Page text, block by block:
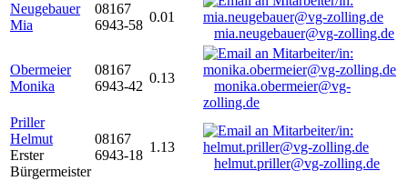
Neugebauer
Mia
08167
6943-58
0.01
mia.neugebauer@vg-zolling.de
Obermeier
Monika
08167
6943-42
0.13
monika.obermeier@vg-
zolling.de
Priller
Helmut
Erster
Bürgermeister
08167
6943-18
1.13
helmut.priller@vg-zolling.de